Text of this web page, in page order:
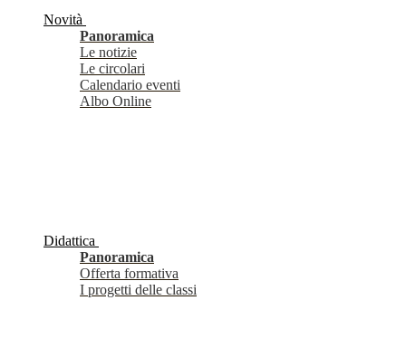
Novità
Panoramica
Le notizie
Le circolari
Calendario eventi
Albo Online
Didattica
Panoramica
Offerta formativa
I progetti delle classi